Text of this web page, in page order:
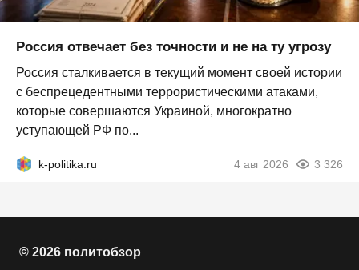
Россия отвечает без точности и не на ту угрозу
Россия сталкивается в текущий момент своей истории
с беспрецедентными террористическими атаками,
которые совершаются Украиной, многократно
уступающей РФ по...
k-politika.ru 4 авг 2026 3 326
© 2026 политобзор